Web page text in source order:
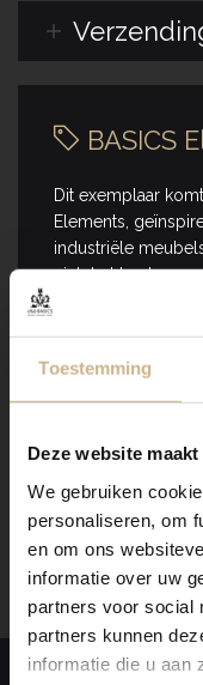
Toestemming
Deze website
We gebruiken
personaliseren, om
en om ons
informatie over uw
partners voor social
partners kunnen
informatie die u aan
BASICS
Dit exemplaar
Elements,
industriële
zich het beste
met een vintage
Is het item niet op
wens